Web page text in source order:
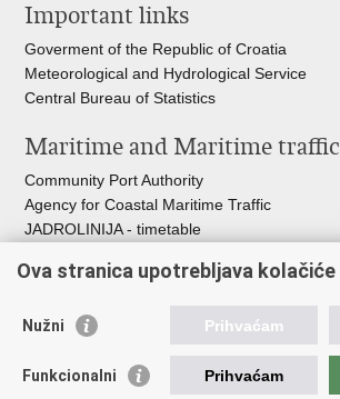
page
FacebookTwitteru
Important links
Goverment of the Republic of Croatia
Meteorological and Hydrological Service
Central Bureau of Statistics
Maritime and Maritime traffic
Community Port Authority
Agency for Coastal Maritime Traffic
JADROLINIJA - timetable
Croatian Motorways
Bus station Zagreb
Ova stranica upotrebljava kolačiće
Nužni Prihvaćam
Funkcionalni Prihvaćam